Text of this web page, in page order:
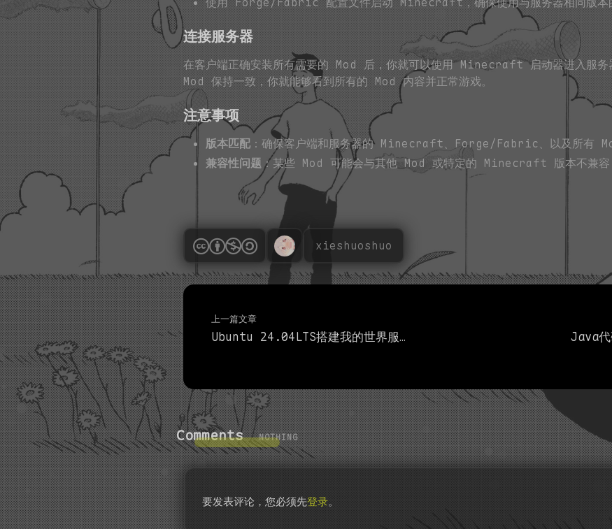
连接服务器
在客户端正确安装所有需要的 Mod 后，你就可以使用 Minecraft 启动器进入服务
Mod 保持一致，你就能够看到所有的 Mod 内容并正常游戏。
注意事项
版本匹配 ：确保客户端和服务器的 Minecraft、Forge/Fabric、以及所有
兼容性问题：某些 Mod 可能会与其他 Mod 或特定的 Minecraft 版本不兼容
xieshuoshuo
上一篇文章
Ubuntu 24.04LTS搭建我的世界服务器1.21.1 Java
Comments NOTHING
要发表评论，您必须先登录。